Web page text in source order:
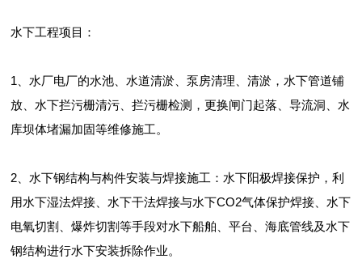
水下工程项目：
1、水厂电厂的水池、水道清淤、泵房清理、清淤，水下管道铺
放、水下拦污栅清污、拦污栅检测，更换闸门起落、导流洞、水
库坝体堵漏加固等维修施工。
2、水下钢结构与构件安装与焊接施工：水下阳极焊接保护，利
用水下湿法焊接、水下干法焊接与水下CO2气体保护焊接、水下
电氧切割、爆炸切割等手段对水下船舶、平台、海底管线及水下
钢结构进行水下安装拆除作业。